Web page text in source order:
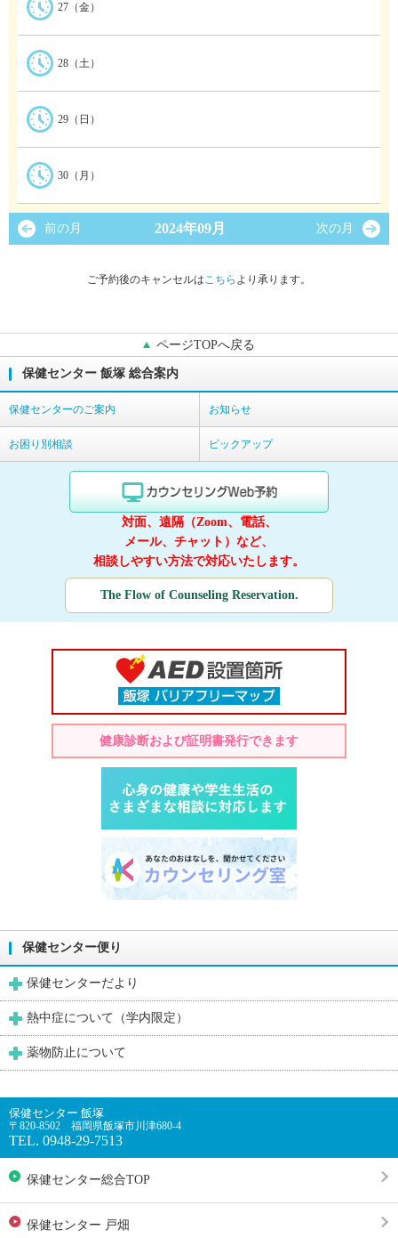
27（金）
28（土）
29（日）
30（月）
前の月 2024年09月 次の月
ご予約後のキャンセルはこちら より承ります。
ページTOPへ戻る
保健センター 飯塚 総合案内
保健センターのご案内 お知らせ
お困り別相談 ピックアップ
対面、遠隔（Zoom、電話、
メール、チャット）など、
相談しやすい方法で対応いたします。
The Flow of Counseling Reservation.
健康診断および証明書発行できます
保健センター便り
保健センターだより
熱中症について（学内限定）
薬物防止について
保健センター 飯塚
〒820-8502 福岡県飯塚市川津680-4
TEL. 0948-29-7513
保健センター総合TOP
保健センター 戸畑